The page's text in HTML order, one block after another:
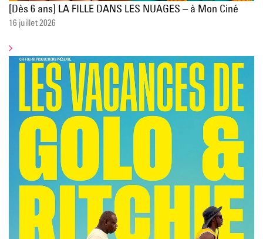
[Dès 6 ans] LA FILLE DANS LES NUAGES – à Mon Ciné
16 juillet 2026